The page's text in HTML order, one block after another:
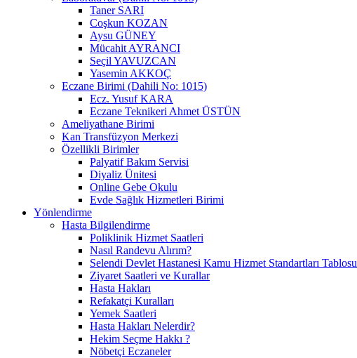
Taner SARI
Coşkun KOZAN
Aysu GÜNEY
Mücahit AYRANCI
Seçil YAVUZCAN
Yasemin AKKOÇ
Eczane Birimi (Dahili No: 1015)
Ecz. Yusuf KARA
Eczane Teknikeri Ahmet ÜSTÜN
Ameliyathane Birimi
Kan Transfüzyon Merkezi
Özellikli Birimler
Palyatif Bakım Servisi
Diyaliz Ünitesi
Online Gebe Okulu
Evde Sağlık Hizmetleri Birimi
Yönlendirme
Hasta Bilgilendirme
Poliklinik Hizmet Saatleri
Nasıl Randevu Alırım?
Selendi Devlet Hastanesi Kamu Hizmet Standartları Tablosu
Ziyaret Saatleri ve Kurallar
Hasta Hakları
Refakatçi Kuralları
Yemek Saatleri
Hasta Hakları Nelerdir?
Hekim Seçme Hakkı ?
Nöbetçi Eczaneler